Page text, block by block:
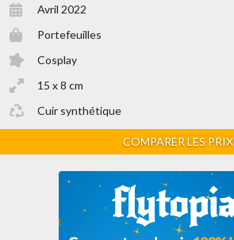
Avril 2022
Portefeuilles
Cosplay
15 x 8 cm
Cuir synthétique
COMPARER LES PRIX